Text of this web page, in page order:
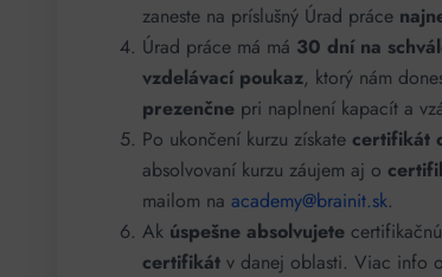
zaneste na príslušný Úrad práce
Úrad práce má má 30 dní na
vzdelávací poukaz, ktorý nám
prezenčne pri naplnení kapacít a
Po ukončení kurzu získate certifikát
absolvovaní kurzu záujem aj o
mailom na academy@brainit.sk.
Ak úspešne absolvujete
certifikát v danej oblasti. Viac info